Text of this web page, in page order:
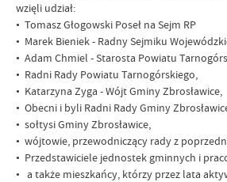
wzięli udział:
• Tomasz Głogowski Poseł na Sejm RP
• Marek Bieniek - Radny Sejmiku
• Adam Chmiel - Starosta Powiatu
• Radni Rady Powiatu Tarnogórskiego,
• Katarzyna Zyga - Wójt Gminy Zbrosławice,
• Obecni i byli Radni Rady Gminy
• sołtysi Gminy Zbrosławice,
• wójtowie, przewodniczący rady z
• Przedstawiciele jednostek gminnych i
• a także mieszkańcy, którzy przez lata